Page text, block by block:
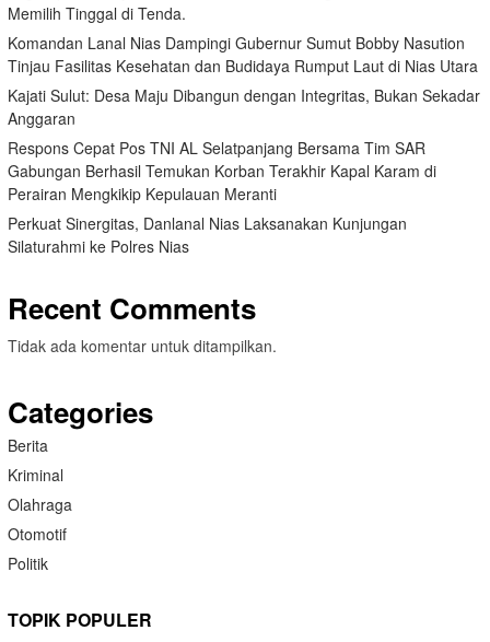
Memilih Tinggal di Tenda.
Komandan Lanal Nias Dampingi Gubernur Sumut Bobby Nasution
Tinjau Fasilitas Kesehatan dan Budidaya Rumput Laut di Nias Utara
Kajati Sulut: Desa Maju Dibangun dengan Integritas, Bukan Sekadar
Anggaran
Respons Cepat Pos TNI AL Selatpanjang Bersama Tim SAR
Gabungan Berhasil Temukan Korban Terakhir Kapal Karam di
Perairan Mengkikip Kepulauan Meranti
Perkuat Sinergitas, Danlanal Nias Laksanakan Kunjungan
Silaturahmi ke Polres Nias
Recent Comments
Tidak ada komentar untuk ditampilkan.
Categories
Berita
Kriminal
Olahraga
Otomotif
Politik
TOPIK POPULER